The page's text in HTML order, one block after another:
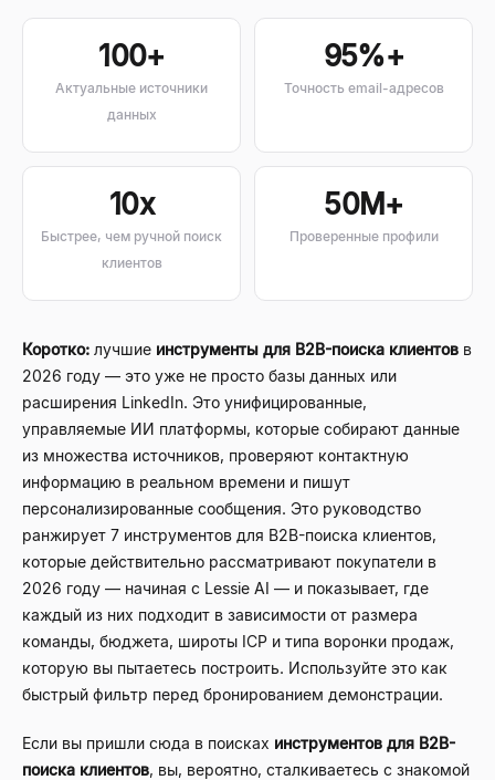
100+
Актуальные источники
данных
95%+
Точность email-адресов
10x
Быстрее, чем ручной поиск
клиентов
50M+
Проверенные профили
Коротко: лучшие инструменты для B2B-поиска клиентов в
2026 году — это уже не просто базы данных или
расширения LinkedIn. Это унифицированные,
управляемые ИИ платформы, которые собирают данные
из множества источников, проверяют контактную
информацию в реальном времени и пишут
персонализированные сообщения. Это руководство
ранжирует 7 инструментов для B2B-поиска клиентов,
которые действительно рассматривают покупатели в
2026 году — начиная с Lessie AI — и показывает, где
каждый из них подходит в зависимости от размера
команды, бюджета, широты ICP и типа воронки продаж,
которую вы пытаетесь построить. Используйте это как
быстрый фильтр перед бронированием демонстрации.
Если вы пришли сюда в поисках инструментов для B2B-
поиска клиентов, вы, вероятно, сталкиваетесь с знакомой